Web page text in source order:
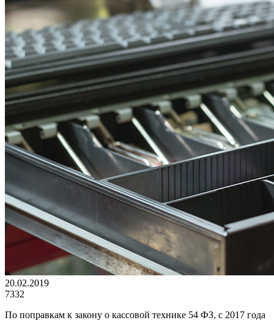
20.02.2019
7332
По поправкам к закону о кассовой технике 54 ФЗ, с 2017 года